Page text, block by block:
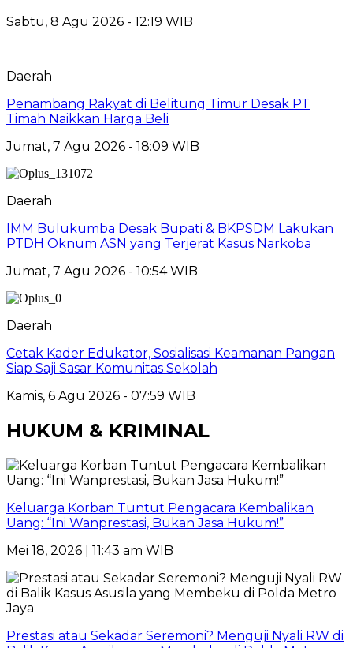
Sabtu, 8 Agu 2026 - 12:19 WIB
Daerah
Penambang Rakyat di Belitung Timur Desak PT
Timah Naikkan Harga Beli
Jumat, 7 Agu 2026 - 18:09 WIB
Daerah
IMM Bulukumba Desak Bupati & BKPSDM Lakukan
PTDH Oknum ASN yang Terjerat Kasus Narkoba
Jumat, 7 Agu 2026 - 10:54 WIB
Daerah
Cetak Kader Edukator, Sosialisasi Keamanan Pangan
Siap Saji Sasar Komunitas Sekolah
Kamis, 6 Agu 2026 - 07:59 WIB
HUKUM & KRIMINAL
Keluarga Korban Tuntut Pengacara Kembalikan
Uang: “Ini Wanprestasi, Bukan Jasa Hukum!”
Mei 18, 2026 | 11:43 am WIB
Prestasi atau Sekadar Seremoni? Menguji Nyali RW di